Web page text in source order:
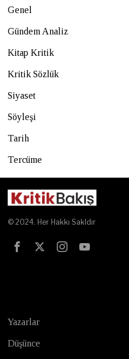
Genel
Gündem Analiz
Kitap Kritik
Kritik Sözlük
Siyaset
Söyleşi
Tarih
Tercüme
© 2024. Her Hakkı Sakldır
Yazarlar
Düşünce